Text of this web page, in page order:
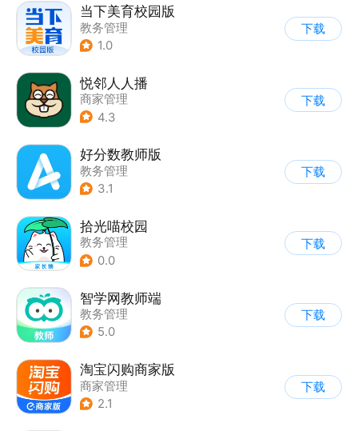
当下美育校园版
教务管理
1.0
下载
悦邻人人播
商家管理
4.3
下载
好分数教师版
教务管理
3.1
下载
拾光喵校园
教务管理
0.0
下载
智学网教师端
教务管理
5.0
下载
淘宝闪购商家版
商家管理
2.1
下载